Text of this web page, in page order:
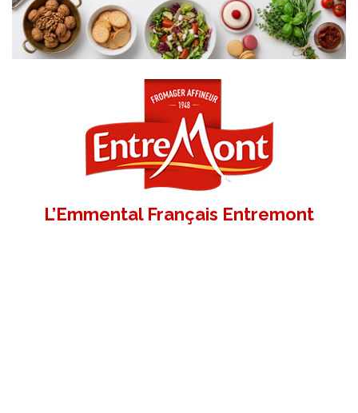
L’Emmental Français Entremont